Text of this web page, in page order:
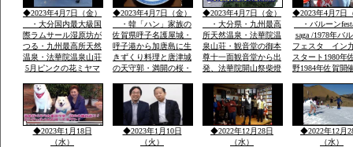
冬の山々空に花火・・
名山」を達制したスズ
キさんが拍手でした
◆2023年4月7日（金）
・大分国内最大級国
際ラムサール湿原坊が
つる・九州最高所天然
温泉・法華院温泉山荘
5月ピンクの花ミヤマ
山赤ピンク色に染ま
る・九重森林公園スキ
ー場ママと遊べる子供
専用広場・名物天空の
花火
◆2023年4月7日（金）
・韓「ハン」家族の
佐賀県呼子名護屋城・
呼子港から加唐島に生
きずくり料理と唐津城
の天守郭・満開の桜・
お刺身は・伊勢エビ・
ヒラメ・鯛・アワビ・
海老・身が動いた刺
身・焼き物・おいしか
つた
◆2023年4月7日（金）
・大分県・九州最高
所天然温泉・法華院温
泉山荘・観音堂の御本
尊十一面観音堂から出
発、法華院開山祭柴燈
ました全国からの登山
者の無事安寧を祈願す
る天気よく多数参加さ
れました
◆2023年4月7日
・バルーン
saga /1978年バ
フェスタ イン
スタート1980年
野1984年佐賀開
1984年世界大
◆2023年1月18日
（水）
◆2023年1月10日
（火）
◆2022年12月28日
（水）
◆2022年12月
（水）